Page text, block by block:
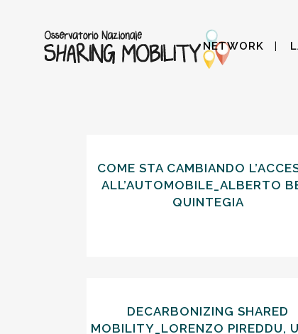
NETWORK
COME STA CAMBIANDO
ALL’AUTOMOBILE_ALBERTO
QUINTEGIA
DECARBONIZING SHARED
MOBILITY_LORENZO PIREDDU,